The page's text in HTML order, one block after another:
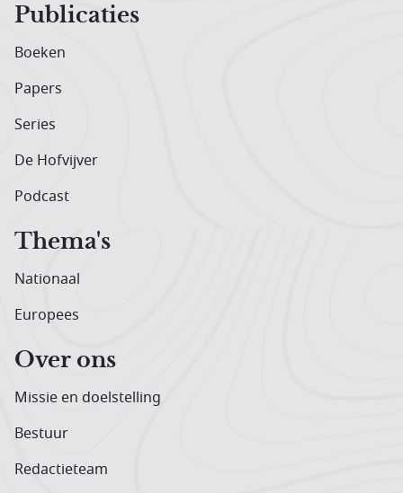
Publicaties
Boeken
Papers
Series
De Hofvijver
Podcast
Thema's
Nationaal
Europees
Over ons
Missie en doelstelling
Bestuur
Redactieteam